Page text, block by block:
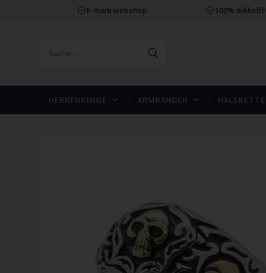
E-mark webshop 100%
HERRENRINGE ARMBÄNDER